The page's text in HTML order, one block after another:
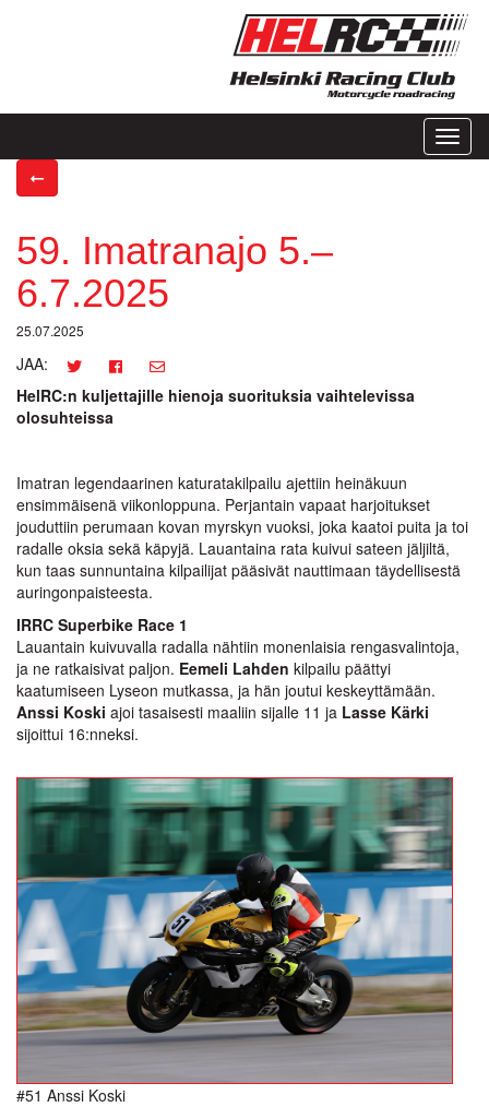
59. Imatranajo 5.–
6.7.2025
25.07.2025
JAA:
HelRC:n kuljettajille hienoja suorituksia vaihtelevissa
olosuhteissa
Imatran legendaarinen katuratakilpailu ajettiin heinäkuun
ensimmäisenä viikonloppuna. Perjantain vapaat harjoitukset
jouduttiin perumaan kovan myrskyn vuoksi, joka kaatoi puita ja toi
radalle oksia sekä käpyjä. Lauantaina rata kuivui sateen jäljiltä,
kun taas sunnuntaina kilpailijat pääsivät nauttimaan täydellisestä
auringonpaisteesta.
IRRC Superbike Race 1
Lauantain kuivuvalla radalla nähtiin monenlaisia rengasvalintoja,
ja ne ratkaisivat paljon. Eemeli Lahden kilpailu päättyi
kaatumiseen Lyseon mutkassa, ja hän joutui keskeyttämään.
Anssi Koski ajoi tasaisesti maaliin sijalle 11 ja Lasse Kärki
sijoittui 16:nneksi.
#51 Anssi Koski